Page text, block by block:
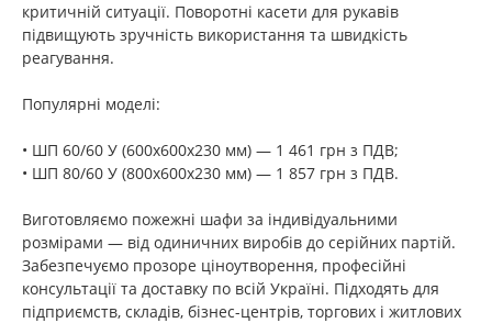
критичній ситуації. Поворотні касети для рукавів
підвищують зручність використання та швидкість
реагування.
Популярні моделі:
• ШП 60/60 У (600х600х230 мм) — 1 461 грн з ПДВ;
• ШП 80/60 У (800х600х230 мм) — 1 857 грн з ПДВ.
Виготовляємо пожежні шафи за індивідуальними
розмірами — від одиничних виробів до серійних партій.
Забезпечуємо прозоре ціноутворення, професійні
консультації та доставку по всій Україні. Підходять для
підприємств, складів, бізнес-центрів, торгових і житлових